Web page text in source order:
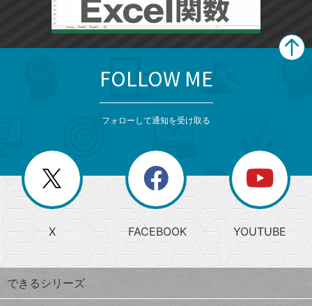
じ
る
search
検
索
上
昇
ワ
ー
ド
閉
じ
る
ー
か
ら
探
す
FOLLOW ME
フォローして通知を受け取る
X FACEBOOK YOUTUBE
できるシリーズ